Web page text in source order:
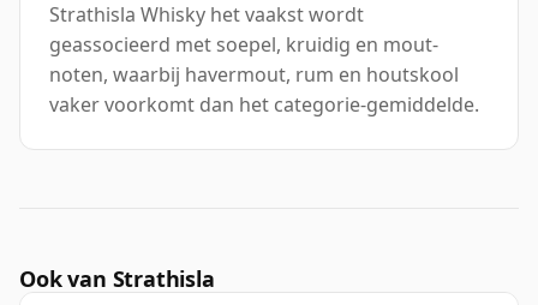
Strathisla Whisky het vaakst wordt
geassocieerd met soepel, kruidig en mout-
noten, waarbij havermout, rum en houtskool
vaker voorkomt dan het categorie-gemiddelde.
Ook van Strathisla